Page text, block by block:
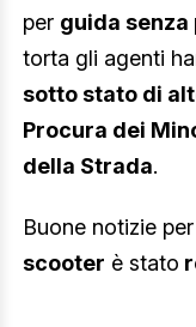
per guida senza
torta gli agenti
sotto stato di
Procura dei
della Strada.
Buone notizie
scooter è stato